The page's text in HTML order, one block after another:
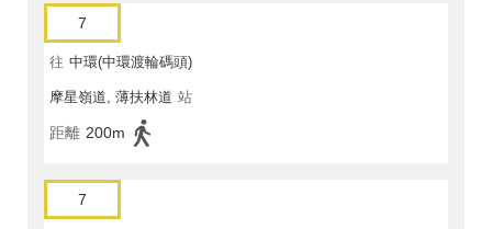
7
往 中環(中環渡輪碼頭)
摩星嶺道, 薄扶林道 站
距離 200m
7